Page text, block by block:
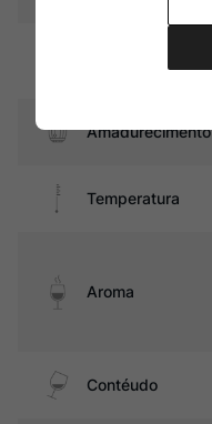
Amadurecimento
Temperatura
Aroma
Contéudo